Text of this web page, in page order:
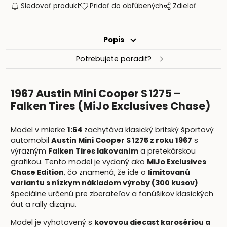
Sledovať produkt Pridať do obľúbených Zdielať
Popis
Potrebujete poradiť?
1967 Austin Mini Cooper S 1275 –
Falken Tires (MiJo Exclusives Chase)
Model v mierke1:64 zachytáva klasický britský športový
automobilAustin Mini Cooper S 1275 z roku 1967 s
výrazným Falken Tires lakovaním a pretekárskou
grafikou. Tento model je vydaný ako MiJo Exclusives
Chase Edition, čo znamená, že ide o limitovanú
variantu s nízkym nákladom výroby (300 kusov)
špeciálne určenú pre zberateľov a fanúšikov klasických
áut a rally dizajnu.
Model je vyhotovený s kovovou diecast karosériou a